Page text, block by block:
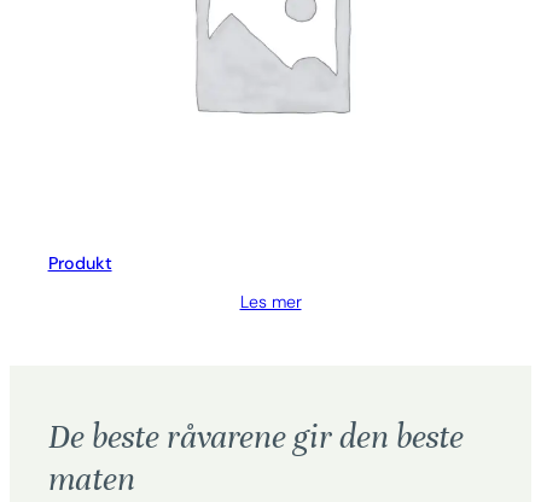
Produkt
Les mer
De beste råvarene gir den beste
maten